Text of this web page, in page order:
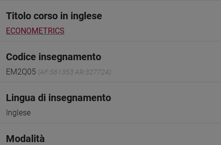
Titolo corso in inglese
ECONOMETRICS
Codice insegnamento
EM2Q05 (AF:561353 AR:327724)
Lingua di insegnamento
Inglese
Modalità